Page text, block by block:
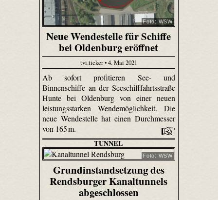
Foto: WSW
Neue Wendestelle für Schiffe
bei Oldenburg eröffnet
tvi.ticker • 4. Mai 2021
Ab sofort profitieren See- und
Binnenschiffe an der Seeschifffahrtsstraße
Hunte bei Oldenburg von einer neuen
leistungsstarken Wendemöglichkeit. Die
neue Wendestelle hat einen Durchmesser
von 165 m.
TUNNEL
Foto: WSW
Grundinstandsetzung des
Rendsburger Kanaltunnels
abgeschlossen